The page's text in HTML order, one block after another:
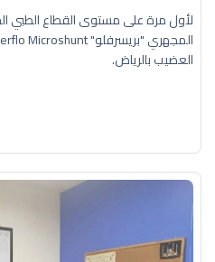
لأول مرة على مستوى القطاع الطبي
العضيب بالرياض.